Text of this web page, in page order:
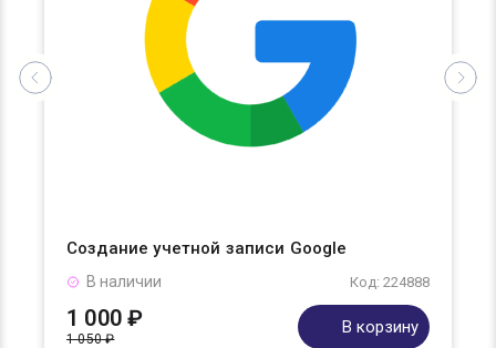
Создание учетной записи Google
Код: 224888
В наличии
1 000 ₽
1 050 ₽
В корзину